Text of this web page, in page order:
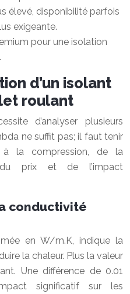
élevé, disponibilité parfois
exigeante.
pour une isolation
d’un isolant
roulant
d’analyser plusieurs
ne suffit pas; il faut tenir
la compression, de la
du prix et de l’impact
conductivité
en W/m.K, indique la
la chaleur. Plus la valeur
Une différence de 0.01
significatif sur les